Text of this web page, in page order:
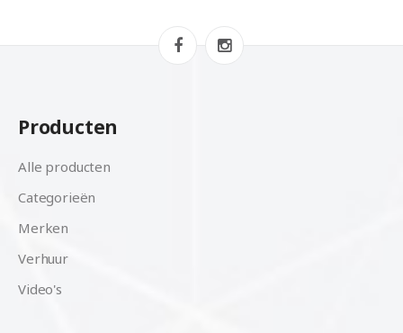
Producten
Alle producten
Categorieën
Merken
Verhuur
Video's